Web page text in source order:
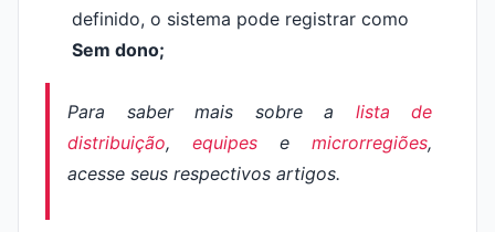
definido, o sistema pode registrar como
Sem dono;
Para saber mais sobre a lista de
distribuição, equipes e microrregiões,
acesse seus respectivos artigos.